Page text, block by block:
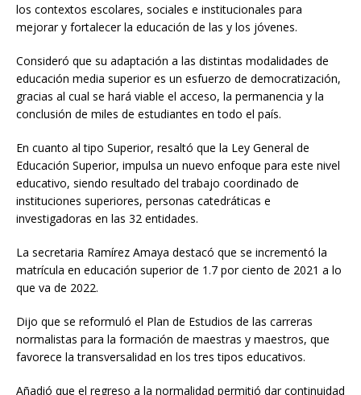
los contextos escolares, sociales e institucionales para
mejorar y fortalecer la educación de las y los jóvenes.
Consideró que su adaptación a las distintas modalidades de
educación media superior es un esfuerzo de democratización,
gracias al cual se hará viable el acceso, la permanencia y la
conclusión de miles de estudiantes en todo el país.
En cuanto al tipo Superior, resaltó que la Ley General de
Educación Superior, impulsa un nuevo enfoque para este nivel
educativo, siendo resultado del trabajo coordinado de
instituciones superiores, personas catedráticas e
investigadoras en las 32 entidades.
La secretaria Ramírez Amaya destacó que se incrementó la
matrícula en educación superior de 1.7 por ciento de 2021 a lo
que va de 2022.
Dijo que se reformuló el Plan de Estudios de las carreras
normalistas para la formación de maestras y maestros, que
favorece la transversalidad en los tres tipos educativos.
Añadió que el regreso a la normalidad permitió dar continuidad